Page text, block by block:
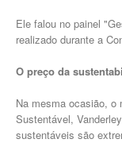
Ele falou no painel
realizado durante a
O preço da
Na mesma ocasião, o
Sustentável,
sustentáveis são